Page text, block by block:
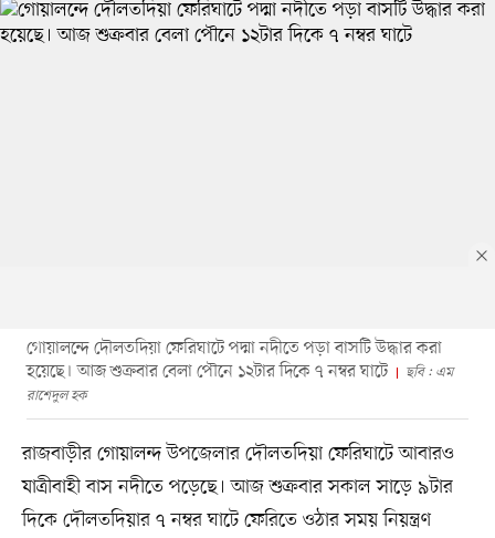
গোয়ালন্দে দৌলতদিয়া ফেরিঘাটে পদ্মা নদীতে পড়া বাসটি উদ্ধার করা
হয়েছে। আজ শুক্রবার বেলা পৌনে ১২টার দিকে ৭ নম্বর ঘাটে
ছবি : এম
রাশেদুল হক
রাজবাড়ীর গোয়ালন্দ উপজেলার দৌলতদিয়া ফেরিঘাটে আবারও
যাত্রীবাহী বাস নদীতে পড়েছে। আজ শুক্রবার সকাল সাড়ে ৯টার
দিকে দৌলতদিয়ার ৭ নম্বর ঘাটে ফেরিতে ওঠার সময় নিয়ন্ত্রণ